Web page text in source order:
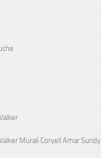
Murali Coryell Amar Sundy